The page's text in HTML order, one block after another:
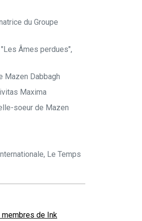
du Groupe
Âmes perdues",
Mazen Dabbagh
Maxima
soeur de Mazen
Le Temps
de Ink